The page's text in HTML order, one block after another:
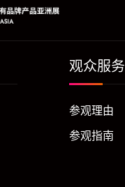
观众服务
参观理由
参观指南